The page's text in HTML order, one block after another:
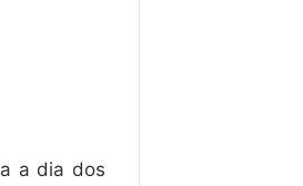
a dia dos